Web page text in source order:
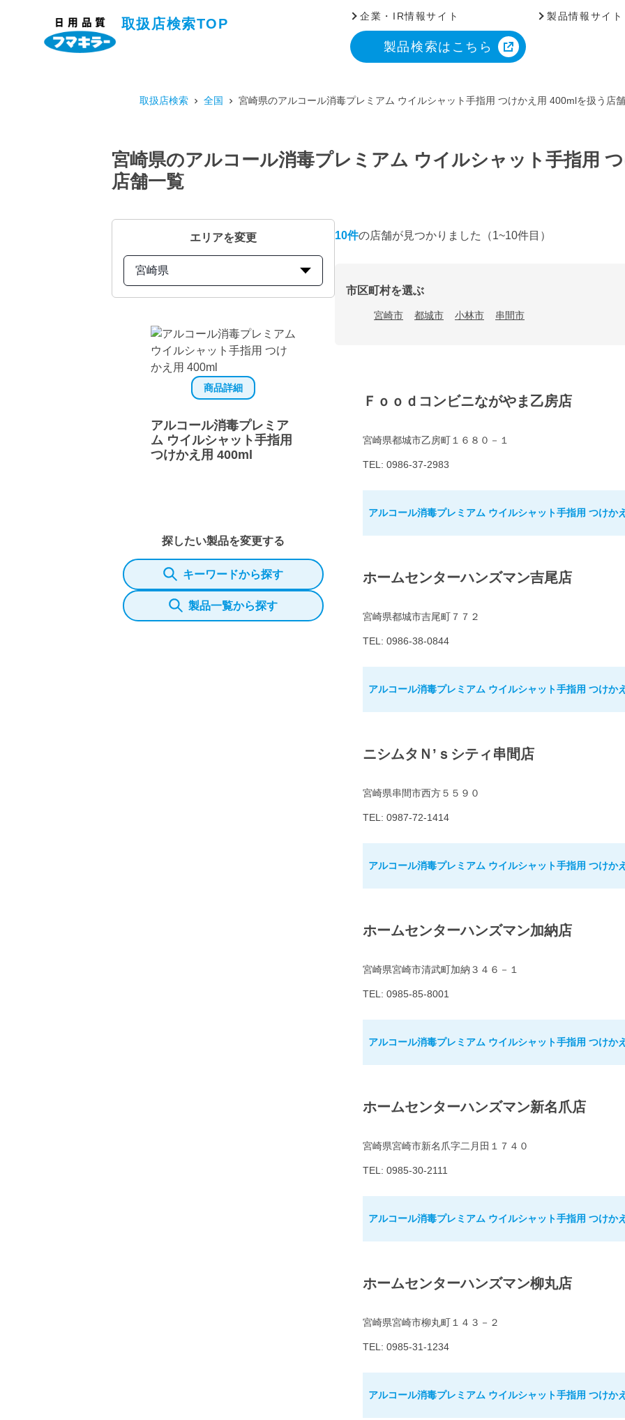
取扱店検索TOP
企業・IR情報サイト 製品情報サイト
製品検索はこちら
取扱店検索 全国 宮崎県のアルコール消毒プレミアム ウイルシャット手指用 つけかえ用 400mlを扱う店
宮崎県のアルコール消毒プレミアム ウイルシャット手指用
店舗一覧
エリアを変更
宮崎県
商品詳細
アルコール消毒プレミア
ム ウイルシャット手指用
つけかえ用 400ml
探したい製品を変更する
キーワードから探す
製品一覧から探す
10件の店舗が見つかりました （1~10件目）
市区町村を選ぶ
宮崎市 都城市 小林市 串間市
Ｆｏｏｄコンビニながやま乙房店
宮崎県都城市乙房町１６８０－１
TEL: 0986-37-2983
アルコール消毒プレミアム ウイルシャット手指用 つけか
ホームセンターハンズマン吉尾店
宮崎県都城市吉尾町７７２
TEL: 0986-38-0844
アルコール消毒プレミアム ウイルシャット手指用 つけか
ニシムタＮ’ｓシティ串間店
宮崎県串間市西方５５９０
TEL: 0987-72-1414
アルコール消毒プレミアム ウイルシャット手指用 つけか
ホームセンターハンズマン加納店
宮崎県宮崎市清武町加納３４６－１
TEL: 0985-85-8001
アルコール消毒プレミアム ウイルシャット手指用 つけか
ホームセンターハンズマン新名爪店
宮崎県宮崎市新名爪字二月田１７４０
TEL: 0985-30-2111
アルコール消毒プレミアム ウイルシャット手指用 つけか
ホームセンターハンズマン柳丸店
宮崎県宮崎市柳丸町１４３－２
TEL: 0985-31-1234
アルコール消毒プレミアム ウイルシャット手指用 つけか